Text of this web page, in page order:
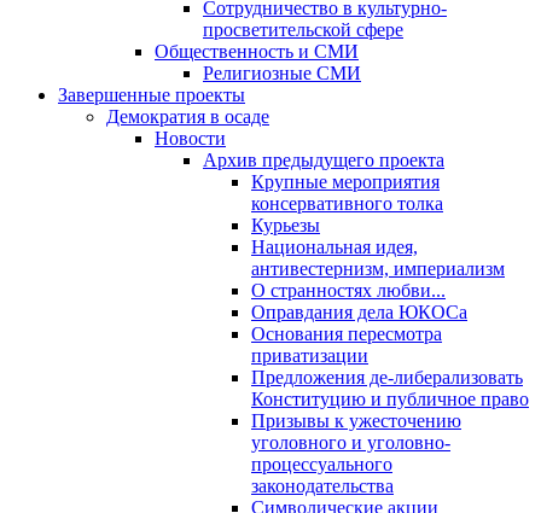
Сотрудничество в культурно-
просветительской сфере
Общественность и СМИ
Религиозные СМИ
Завершенные проекты
Демократия в осаде
Новости
Архив предыдущего проекта
Крупные мероприятия
консервативного толка
Курьезы
Национальная идея,
антивестернизм, империализм
О странностях любви...
Оправдания дела ЮКОСа
Основания пересмотра
приватизации
Предложения де-либерализовать
Конституцию и публичное право
Призывы к ужесточению
уголовного и уголовно-
процессуального
законодательства
Символические акции